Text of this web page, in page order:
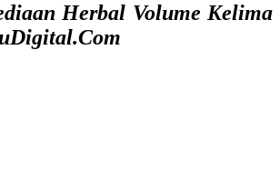
Herbal Volume Kelima